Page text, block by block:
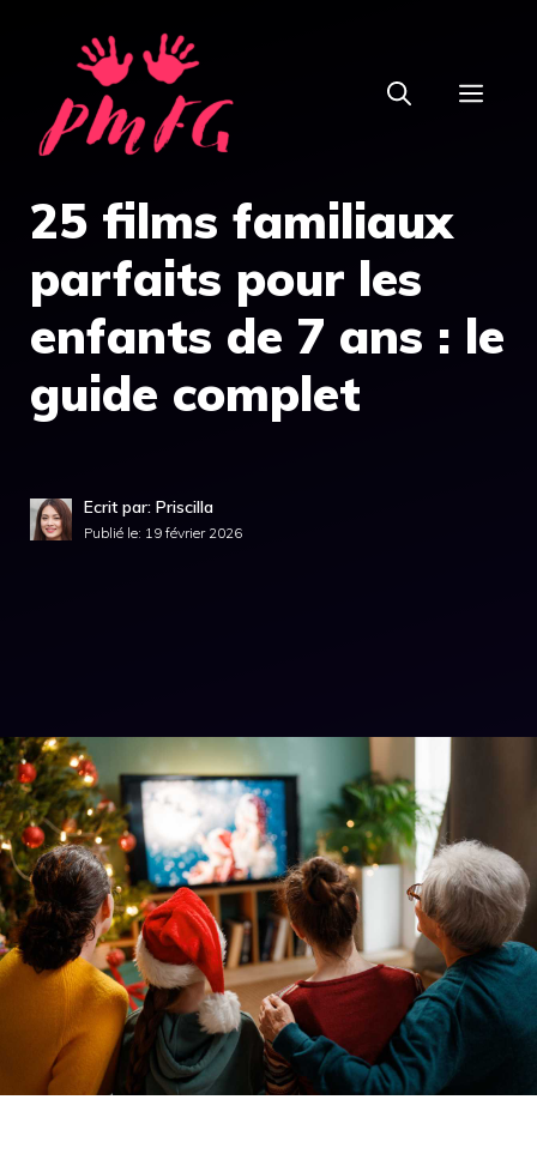
contenu
25 films familiaux
parfaits pour les
enfants de 7 ans : le
guide complet
Ecrit par: Priscilla
Publié le: 19 février 2026